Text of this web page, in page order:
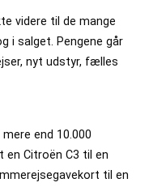
videre til de mange
i salget. Pengene går
nyt udstyr, fælles
end 10.000
en Citroën C3 til en
til en